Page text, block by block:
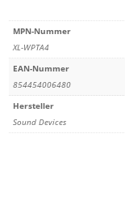
MPN-Nummer
XL-WPTA4
EAN-Nummer
854454006480
Hersteller
Sound Devices